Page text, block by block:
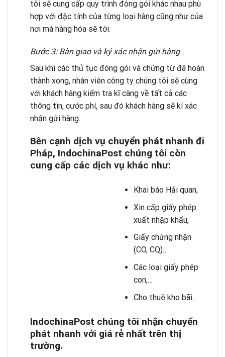
tôi sẽ cung cấp quy trình đóng gói khác nhau phù
hợp với đặc tính của từng loại hàng cũng như của
nơi mà hàng hóa sẽ tới.
Bước 3: Bàn giao và ký xác nhận gửi hàng
Sau khi các thủ tục đóng gói và chứng từ đã hoàn
thành xong, nhân viên công ty chúng tôi sẽ cùng
với khách hàng kiểm tra kĩ càng về tất cả các
thông tin, cước phí, sau đó khách hàng sẽ kí xác
nhận gửi hàng.
Bên cạnh dịch vụ chuyển phát nhanh đi
Pháp, IndochinaPost chúng tôi còn
cung cấp các dịch vụ khác như:
Khai báo Hải quan,
Xin cấp giấy phép
xuất nhập khẩu,
Giấy chứng nhận
(CO, CQ)…
Các loại giấy phép
con,…
Cho thuê kho bãi..
IndochinaPost chúng tôi nhận chuyển
phát nhanh với giá rẻ nhất trên thị
trường.